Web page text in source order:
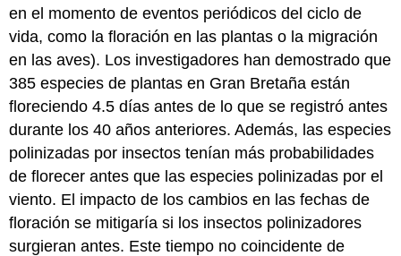
en el momento de eventos periódicos del ciclo de
vida, como la floración en las plantas o la migración
en las aves). Los investigadores han demostrado que
385 especies de plantas en Gran Bretaña están
floreciendo 4.5 días antes de lo que se registró antes
durante los 40 años anteriores. Además, las especies
polinizadas por insectos tenían más probabilidades
de florecer antes que las especies polinizadas por el
viento. El impacto de los cambios en las fechas de
floración se mitigaría si los insectos polinizadores
surgieran antes. Este tiempo no coincidente de